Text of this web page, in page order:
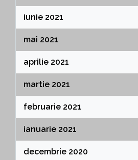
iunie 2021
mai 2021
aprilie 2021
martie 2021
februarie 2021
ianuarie 2021
decembrie 2020